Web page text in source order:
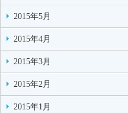
2015年5月
2015年4月
2015年3月
2015年2月
2015年1月